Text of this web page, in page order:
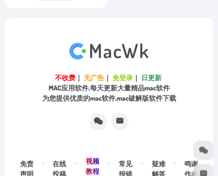
不收费 ｜ 无广告 ｜ 免登录 ｜
日更新
MAC应用软件,每天更新大量精品mac软件
为您提供优质的mac软件,mac破解版软件下载
免责
声明
在线
投稿
视频
教程
常见
报错
疑难
解答
鸣谢
作者